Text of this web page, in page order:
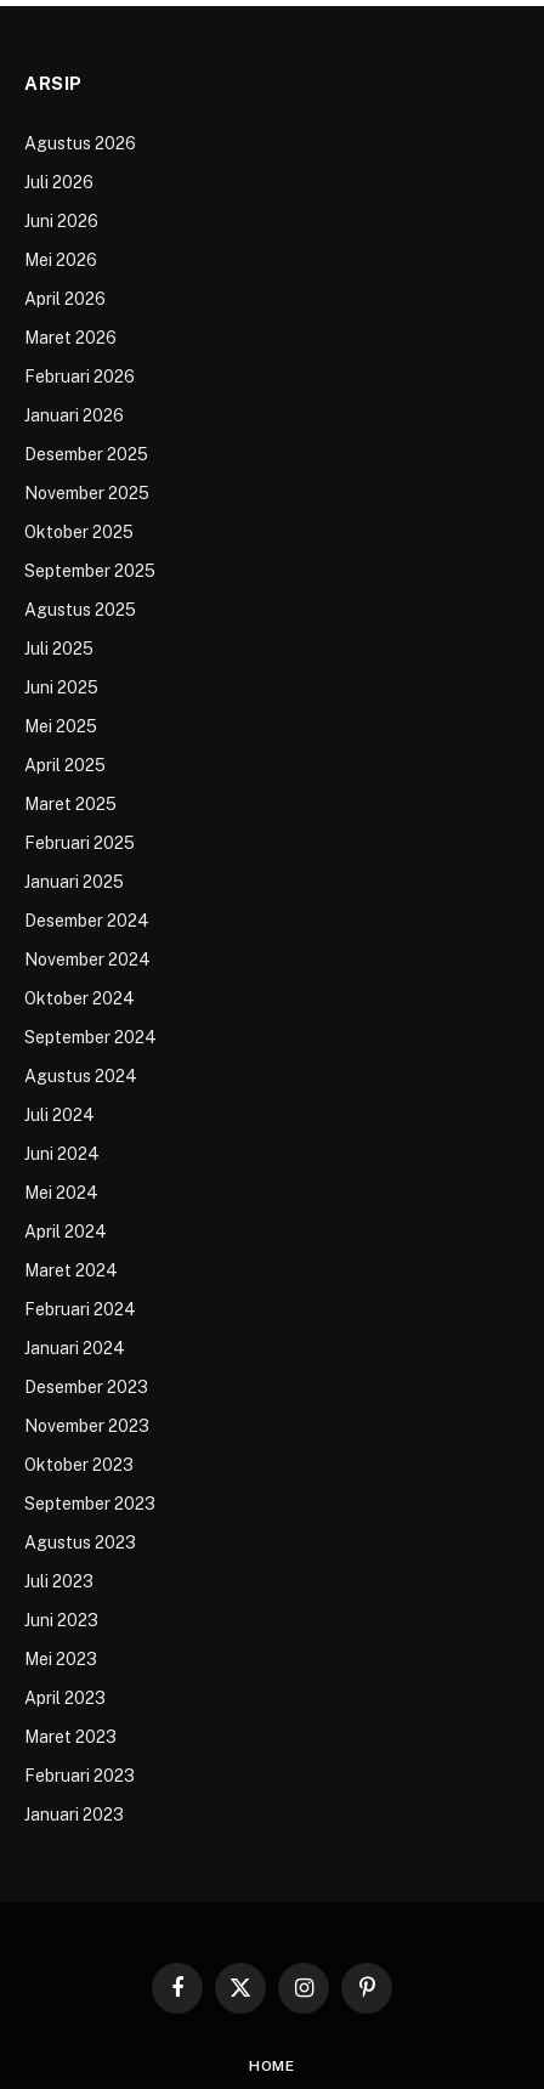
ARSIP
Agustus 2026
Juli 2026
Juni 2026
Mei 2026
April 2026
Maret 2026
Februari 2026
Januari 2026
Desember 2025
November 2025
Oktober 2025
September 2025
Agustus 2025
Juli 2025
Juni 2025
Mei 2025
April 2025
Maret 2025
Februari 2025
Januari 2025
Desember 2024
November 2024
Oktober 2024
September 2024
Agustus 2024
Juli 2024
Juni 2024
Mei 2024
April 2024
Maret 2024
Februari 2024
Januari 2024
Desember 2023
November 2023
Oktober 2023
September 2023
Agustus 2023
Juli 2023
Juni 2023
Mei 2023
April 2023
Maret 2023
Februari 2023
Januari 2023
Facebook
X
InstagramPinterest
HOME